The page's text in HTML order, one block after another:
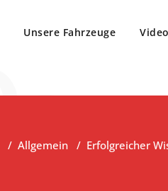
Unsere Fahrzeuge
/ Allgemein / Erfolgreicher